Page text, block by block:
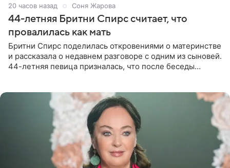
20 часов назад Соня Жарова
44-летняя Бритни Спирс считает, что
провалилась как мать
Бритни Спирс поделилась откровениями о материнстве
и рассказала о недавнем разговоре с одним из сыновей.
44-летняя певица призналась, что после беседы